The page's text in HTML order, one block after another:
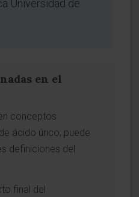
Universidad de
en el
conceptos
ácido úrico, puede
definiciones del
final del